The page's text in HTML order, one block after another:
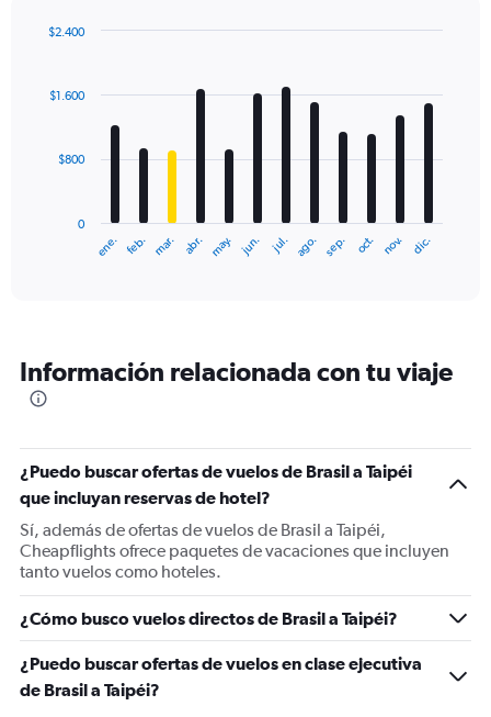
displaying
with
12
The
categories.
The
Y
axis
displaying
values.
Range:
0
2400.
ene. feb. mar. abr. may. jun. jul. ago. sep. oct. nov. dic.
0
$800
$1.600
$2.400
Información relacionada con tu viaje
¿Puedo buscar ofertas de vuelos de Brasil a Taipéi
que incluyan reservas de hotel?
Sí, además de ofertas de vuelos de Brasil a Taipéi,
Cheapflights ofrece paquetes de vacaciones que incluyen
tanto vuelos como hoteles.
¿Cómo busco vuelos directos de Brasil a Taipéi?
¿Puedo buscar ofertas de vuelos en clase ejecutiva
de Brasil a Taipéi?